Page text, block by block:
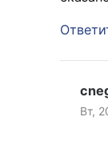
Вт,